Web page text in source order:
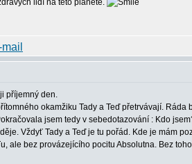
lidí na této planetě.
příjemný den.
okamžiku Tady a Teď přetrvávají. Ráda
jsem tedy v sebedotazování : Kdo
Vždyť Tady a Teď je tu pořád. Kde je mám
ale bez provázejícího pocitu Absolutna. Bez